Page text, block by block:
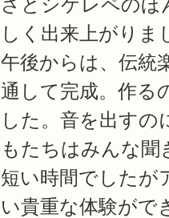
さとシケレペの
しく出来上がりま
午後からは、伝統
通して完成。作る
した。音を出すの
もたちはみんな
短い時間でしたが
い貴重な体験がで